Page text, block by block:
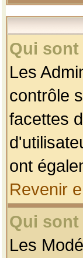
Qui
Les
contrôle
facettes
ont
Revenir
Qui sont
Les